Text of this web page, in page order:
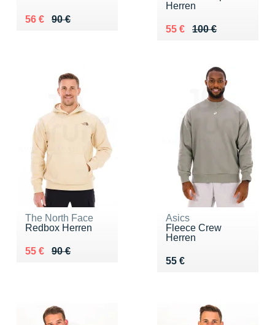
90 €
Au lieu de 90 €
56 €
Vendu 56 €
Herren
100 €
Au lieu de 100 €
55 €
Vendu 55 €
The North Face
Redbox Herren
90 €
Au lieu de 90 €
55 €
Vendu 55 €
Asics
Fleece Crew
Herren
55 €
Vendu 55 €